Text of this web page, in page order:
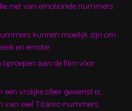
niet van emotionele nummers
kunnen moeilijk zijn om
en emotie
oproepen aan de film voor
vrolijke sfeer gewenst is,
van veel Titanic-nummers